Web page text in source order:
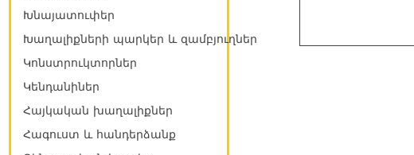
Խնայատուփեր
Խաղալիքների պարկեր և զամբյուղներ
Կոնստրուկտորներ
Կենդանիներ
Հայկական խաղալիքներ
Հագուստ և հանդերձանք